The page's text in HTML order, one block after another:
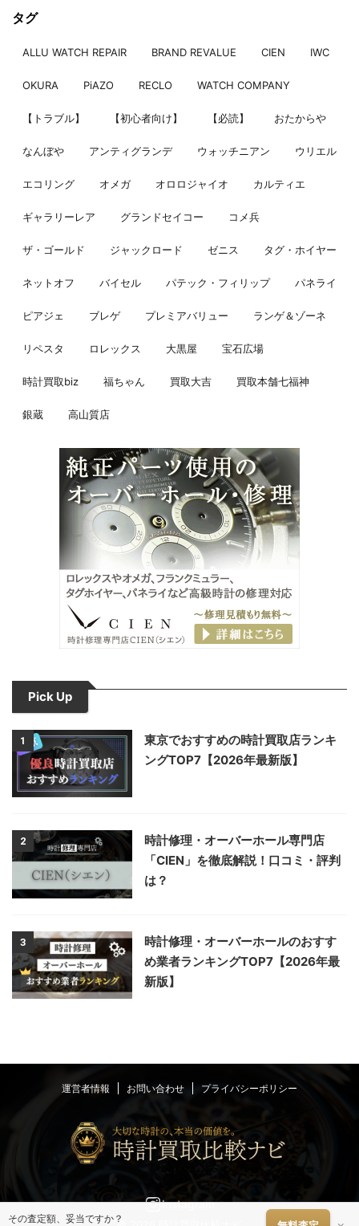
タグ
ALLU WATCH REPAIR BRAND REVALUE CIEN IWC
OKURA PiAZO RECLO WATCH COMPANY
【トラブル】 【初心者向け】 【必読】 おたからや
なんぼや アンティグランデ ウォッチニアン ウリエル
エコリング オメガ オロロジャイオ カルティエ
ギャラリーレア グランドセイコー コメ兵
ザ・ゴールド ジャックロード ゼニス タグ・ホイヤー
ネットオフ バイセル パテック・フィリップ パネライ
ピアジェ ブレゲ プレミアバリュー ランゲ＆ゾーネ
リペスタ ロレックス 大黒屋 宝石広場
時計買取biz 福ちゃん 買取大吉 買取本舗七福神
銀蔵 高山質店
Pick Up
1
東京でおすすめの時計買取店ランキ
ングTOP7【2026年最新版】
2
時計修理・オーバーホール専門店
「CIEN」を徹底解説！口コミ・評判
は？
3
時計修理・オーバーホールのおすす
め業者ランキングTOP7【2026年最
新版】
運営者情報 お問い合わせ プライバシーポリシー
Instagram
その査定額、妥当ですか？